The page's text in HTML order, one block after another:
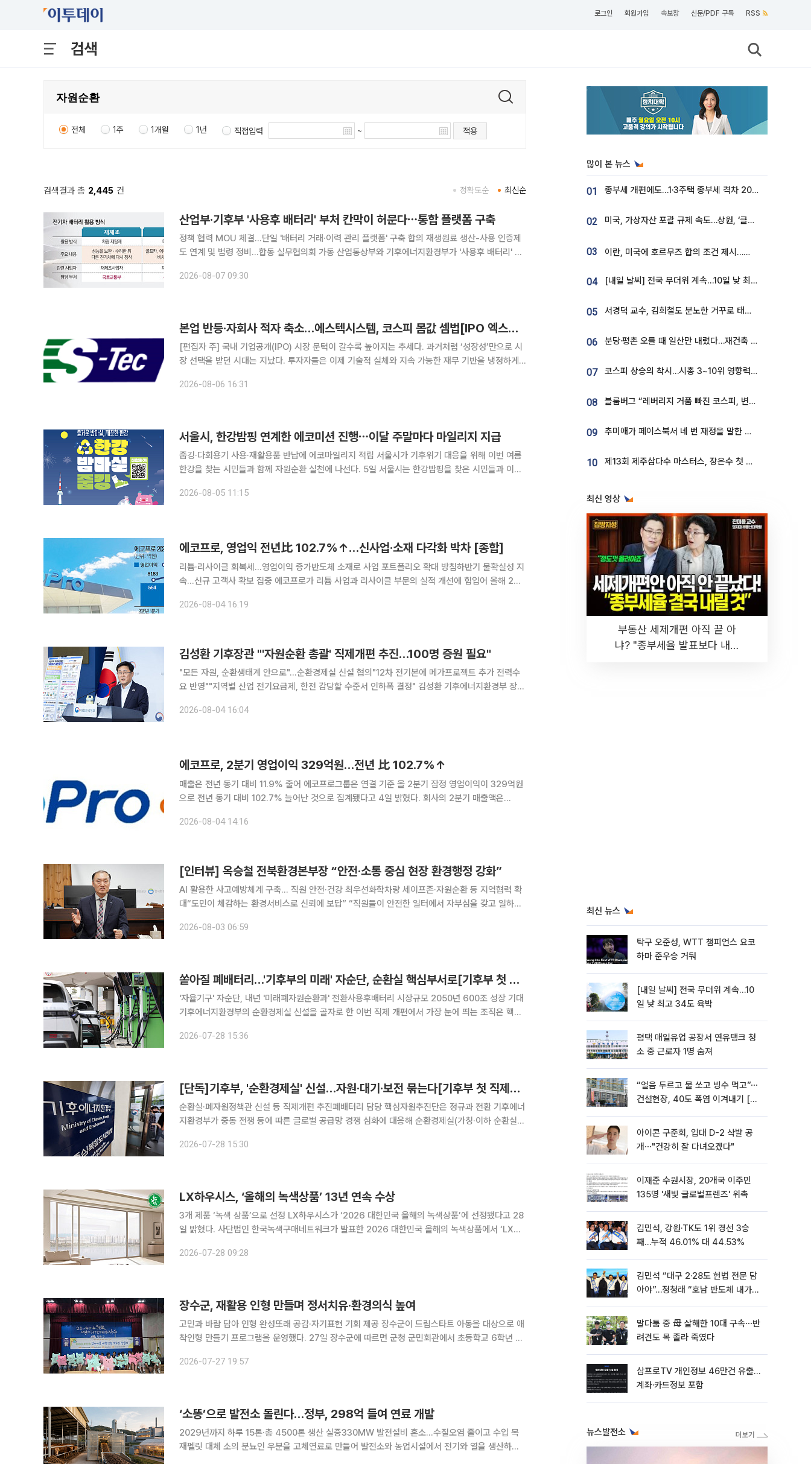
로그인 회원가입 속보창 신문/PDF 구독 RSS
검색
전체 1주 1개월 1년 직접입력 ~ 적용
검색결과 총 2,445 건 최신순
정확도순
산업부·기후부 '사용후 배터리' 부처 칸막이 허문다⋯통합 플랫폼 구축
정책 협력 MOU 체결…단일 '배터리 거래·이력 관리 플랫폼' 구축 합의 재생원료 생산-사용 인증제
도 연계 및 법령 정비…합동 실무협의회 가동 산업통상부와 기후에너지환경부가 '사용후 배터리' 산
리 및 유통 시스템을 일원화하고, 재생원료 인증 제도를 연
2026-08-07 09:30
본업 반등·자회사 적자 축소…에스텍시스템, 코스피 몸값 셈법[IPO 엑스레이]
[편집자 주] 국내 기업공개(IPO) 시장 문턱이 갈수록 높아지는 추세다. 과거처럼 ‘성장성’만으로 시
장 선택을 받던 시대는 지났다. 투자자들은 이제 기술적 실체와 지속 가능한 재무 기반을 냉정하게
섰다. 본지는 상장을 앞둔 기업의 기술 경쟁력과 재무 건전성을
2026-08-06 16:31
서울시, 한강밤핑 연계한 에코미션 진행⋯이달 주말마다 마일리지 지급
줍깅·다회용기 사용·재활용품 반납에 에코마일리지 적립 서울시가 기후위기 대응을 위해 이번 여름
한강을 찾는 시민들과 함께 자원순환 실천에 나선다. 5일 서울시는 한강밤핑을 찾은 시민들과 이달
일까지 금묘일과 토요일에 여의도공원과 뚝섬공원에서 참여할 수 있다
2026-08-05 11:15
에코프로, 영업익 전년比 102.7%↑…신사업·소재 다각화 박차 [종합]
리튬·리사이클 회복세…영업이익 증가반도체 소재로 사업 포트폴리오 확대 방침하반기 불확실성 지
속…신규 고객사 확보 집중 에코프로가 리튬 사업과 리사이클 부문의 실적 개선에 힘입어 올해 2분
것으로 예상하면서도 신규 고객사 확보와 신사업 확대를 통해 성장 기반을 강
2026-08-04 16:19
김성환 기후장관 "'자원순환 총괄' 직제개편 추진…100명 증원 필요"
"모든 자원, 순환생태계 안으로"…순환경제실 신설 협의"12차 전기본에 메가프로젝트 추가 전력수
요 반영""지역별 산업 전기요금제, 한전 감당할 수준서 인하폭 결정" 김성환 기후에너지환경부 장관
들고, 이 문제를 총괄할 수 있는 직제 개편을 행정안전부와 협의하
2026-08-04 16:04
에코프로, 2분기 영업이익 329억원…전년 比 102.7%↑
매출은 전년 동기 대비 11.9% 줄어 에코프로그룹은 연결 기준 올 2분기 잠정 영업이익이 329억원
으로 전년 동기 대비 102.7% 늘어난 것으로 집계됐다고 4일 밝혔다. 회사의 2분기 매출액은
시세 및 환율 효과로 리사이클 부문 매출액이
2026-08-04 14:16
[인터뷰] 옥승철 전북환경본부장 “안전·소통 중심 현장 환경행정 강화”
AI 활용한 사고예방체계 구축… 직원 안전·건강 최우선화학차량 세이프존·자원순환 등 지역협력 확
대“도민이 체감하는 환경서비스로 신뢰에 보답” “직원들이 안전한 일터에서 자부심을 갖고 일하고,
3일 본지와의 인터뷰에서 안전과 소통, 지역협력 을 임기 중 핵심
2026-08-03 06:59
쏟아질 폐배터리…'기후부의 미래' 자순단, 순환실 핵심부서로[기후부 첫 직제개편]
'자율기구' 자순단, 내년 '미래폐자원순환과' 전환사용후배터리 시장규모 2050년 600조 성장 기대
기후에너지환경부의 순환경제실 신설을 골자로 한 이번 직제 개편에서 가장 눈에 띄는 조직은 핵심
다량 발생할 사용후배터리(폐배터리)와 태양광 폐패널 등 이른바
2026-07-28 15:36
[단독]기후부, '순환경제실' 신설…자원·대기·보전 묶는다[기후부 첫 직제개편]
순환실·폐자원정책관 신설 등 직제개편 추진폐배터리 담당 핵심자원추진단은 정규과 전환 기후에너
지환경부가 중동 전쟁 등에 따른 글로벌 공급망 경쟁 심화에 대응해 순환경제실(가칭·이하 순환실)
국장급 폐자원정책관(가칭)도 신설한다. 자원순환국·대기환경국·자연보전국 등
2026-07-28 15:30
LX하우시스, ‘올해의 녹색상품’ 13년 연속 수상
3개 제품 ‘녹색 상품’으로 선정 LX하우시스가 ‘2026 대한민국 올해의 녹색상품’에 선정됐다고 28
일 밝혔다. 사단법인 한국녹색구매네트워크가 발표한 2026 대한민국 올해의 녹색상품에서 ‘LX지
이번 수상으로 LX하우시스의 벽장재와 단열재
2026-07-28 09:28
장수군, 재활용 인형 만들며 정서치유·환경의식 높여
고민과 바람 담아 인형 완성또래 공감·자기표현 기회 제공 장수군이 드림스타트 아동을 대상으로 애
착인형 만들기 프로그램을 운영했다. 27일 장수군에 따르면 군청 군민회관에서 초등학교 6학년 아
여한 한 아동은 “고민을 적어 인형 안에 넣고 친구들과 이야기를
2026-07-27 19:57
‘소똥’으로 발전소 돌린다…정부, 298억 들여 연료 개발
2029년까지 하루 15톤·총 4500톤 생산 실증330MW 발전설비 혼소…수질오염 줄이고 수입 목
재펠릿 대체 소의 분뇨인 우분을 고체연료로 만들어 발전소와 농업시설에서 전기와 열을 생산하는
많이 본 뉴스
01 종부세 개편에도…1·3주택 종부세 격차 2028년부터 확대
02 미국, 가상자산 포괄 규제 속도…상원, ‘클래리티법’ 9월 절차투표 추진
03 이란, 미국에 호르무즈 합의 조건 제시…美 “경기 아직 안 끝나” [종합]
04 [내일 날씨] 전국 무더위 계속…10일 낮 최고 34도 육박
05 서경덕 교수, 김희철도 분노한 거꾸로 태극기⋯"엉터리는 아냐, 아쉬울 뿐"
06 분당·평촌 오를 때 일산만 내렸다…재건축 기대감도 ‘무색’
07 코스피 상승의 착시…시총 3~10위 영향력은 후퇴
08 블룸버그 “레버리지 거품 빠진 코스피, 변동성 최악 국면 지났을 가능성”
09 추미애가 페이스북서 네 번 재정을 말한 이유…7700억 추경 열쇠는 도의회에
10 제13회 제주삼다수 마스터스, 장은수 첫 우승하며 성료
최신 영상
부동산 세제개편 아직 끝 아
냐? "종부세율 발표보다 내릴
최신 뉴스
탁구 오준성, WTT 챔피언스 요코
하마 준우승 거둬
[내일 날씨] 전국 무더위 계속…10
일 낮 최고 34도 육박
평택 매일유업 공장서 연유탱크 청
소 중 근로자 1명 숨져
“얼음 두르고 물 쏘고 빙수 먹고”⋯
건설현장, 40도 폭염 이겨내기 [르
아이콘 구준회, 입대 D-2 삭발 공
개⋯"건강히 잘 다녀오겠다"
이재준 수원시장, 20개국 이주민
135명 '새빛 글로벌프렌즈' 위촉
김민석, 강원·TK도 1위 경선 3승
째…누적 46.01% 대 44.53%
김민석 “대구 2·28도 헌법 전문 담
아야”…정청래 “호남 반도체 내가
말다툼 중 母 살해한 10대 구속⋯반
려견도 목 졸라 죽였다
삼프로TV 개인정보 46만건 유출…
계좌·카드정보 포함
뉴스발전소